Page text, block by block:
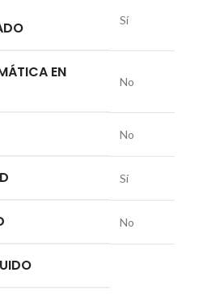
Sí
EN
No
No
Sí
No